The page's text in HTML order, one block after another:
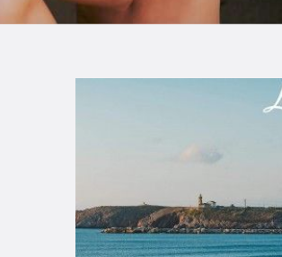
TIENDA FAMILY SURFERS